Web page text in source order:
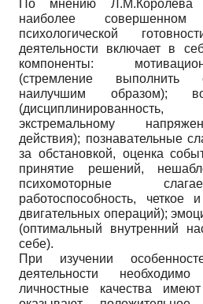
По мнению Л.М.Королева
наиболее
психологической
деятельности включает в
компоненты:
(стремление выполнить
наилучшим образом);
экстремальному
действия); познавательные
за обстановкой, оценка
принятие решений,
психомоторные
работоспособность, четкое
двигательных операций);
(оптимальный внутренний
себе).
При изучении
деятельности
личностные качества